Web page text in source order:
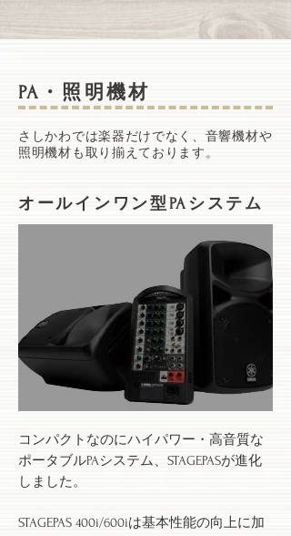
​PA・照明機材
​さしかわでは楽器だけでなく、音響機材や
照明機材も取り揃えております。
​オールインワン型PAシステム
コンパクトなのにハイパワー・高音質な
ポータブルPAシステム、STAGEPASが進化
しました。
STAGEPAS 400i/600iは基本性能の向上に加